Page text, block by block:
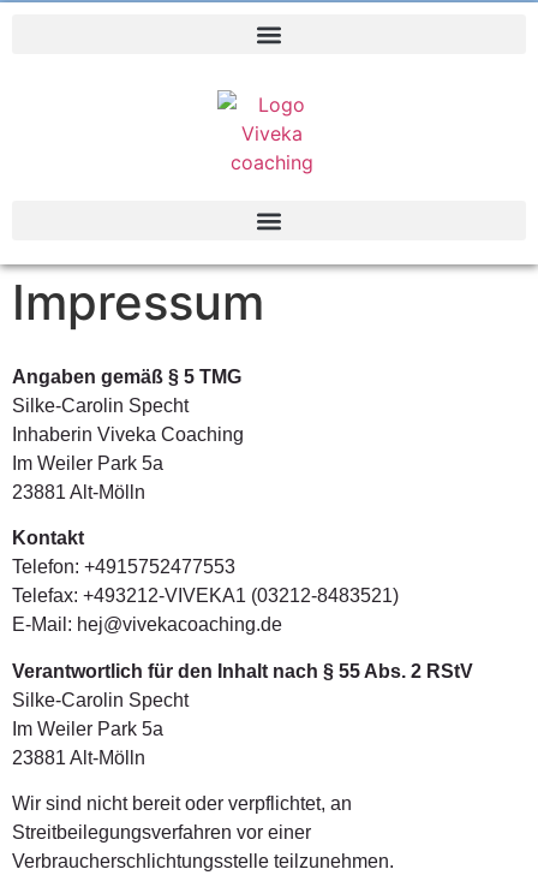
Impressum
Angaben gemäß § 5 TMG
Silke-Carolin Specht
Inhaberin Viveka Coaching
Im Weiler Park 5a
23881 Alt-Mölln
Kontakt
Telefon: +4915752477553
Telefax: +493212-VIVEKA1 (03212-8483521)
E-Mail: hej@vivekacoaching.de
Verantwortlich für den Inhalt nach § 55 Abs. 2 RStV
Silke-Carolin Specht
Im Weiler Park 5a
23881 Alt-Mölln
Wir sind nicht bereit oder verpflichtet, an
Streitbeilegungsverfahren vor einer
Verbraucherschlichtungsstelle teilzunehmen.